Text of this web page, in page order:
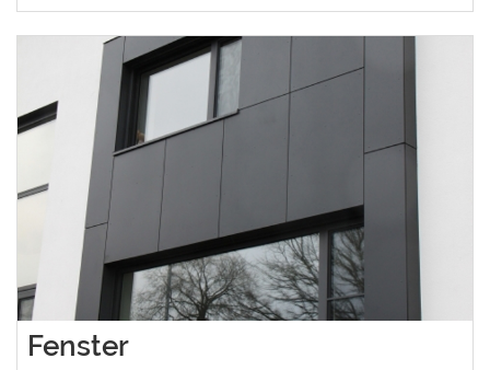
Fenster